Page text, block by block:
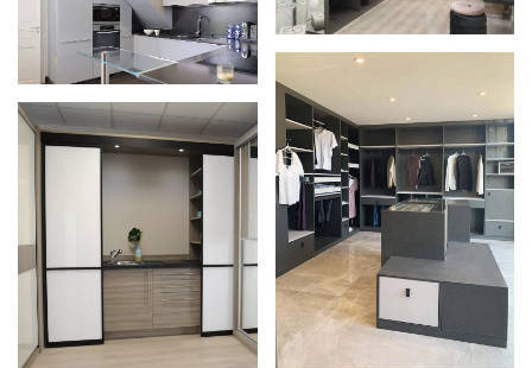
Zoom
Zoom
Zoom